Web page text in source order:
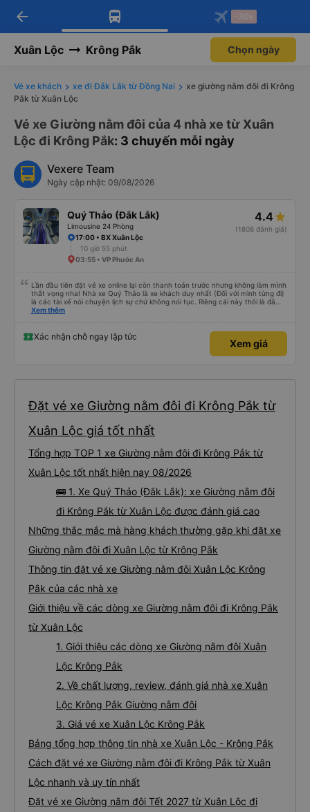
Tải app Vexere ngay!
Nhận ưu đãi thành viên độc
Mở app
Tải app Vexere
-30k/ghế khi đặt vé máy bay qua
Mở app
arrow_back -30k
Xuân Lộc Krông Pắk Chọn ngày
Vé xe khách xe đi Đắk Lắk từ Đồng Nai
xe giường nằm đôi đi Krông
Pắk từ Xuân Lộc
Vé xe Giường nằm đôi của 4 nhà xe từ Xuân
Lộc đi Krông Pắk: 3 chuyến mỗi ngày
Vexere Team
Ngày cập nhật: 09/08/2026
Quý Thảo (Đắk Lắk)
Limousine 24 Phòng
4.4
(1808 đánh giá)
17:00 • BX Xuân Lộc
10 giờ 55 phút
03:55 • VP Phước An
Lần đầu tiên đặt vé xe online lại còn thanh toán trước nhưng không làm mình
thất vọng nha! Nhà xe Quý Thảo là xe khách duy nhất (Đối với mình từng đi)
là các tài xế nói chuyện lịch sự chứ không nói tục. Riêng cái này thôi là đã
đánh giá 5 sao rồi. Chú tài xế còn uống pepsi rất dễ thương chứ không có
Xem thêm
Xác nhận chỗ ngay lập tức
Xem giá
Đặt vé xe Giường nằm đôi đi Krông Pắk từ
Xuân Lộc giá tốt nhất
Tổng hợp TOP 1 xe Giường nằm đôi đi Krông Pắk từ
Xuân Lộc tốt nhất hiện nay 08/2026
🚌 1. Xe Quý Thảo (Đắk Lắk): xe Giường nằm đôi
đi Krông Pắk từ Xuân Lộc được đánh giá cao
Những thắc mắc mà hàng khách thường gặp khi đặt xe
Giường nằm đôi đi Xuân Lộc từ Krông Pắk
Thông tin đặt vé xe Giường nằm đôi Xuân Lộc Krông
Pắk của các nhà xe
Giới thiệu về các dòng xe Giường nằm đôi đi Krông Pắk
từ Xuân Lộc
1. Giới thiệu các dòng xe Giường nằm đôi Xuân
Lộc Krông Pắk
2. Về chất lượng, review, đánh giá nhà xe Xuân
Lộc Krông Pắk Giường nằm đôi
3. Giá vé xe Xuân Lộc Krông Pắk
Bảng tổng hợp thông tin nhà xe Xuân Lộc - Krông Pắk
Cách đặt vé xe Giường nằm đôi đi Krông Pắk từ Xuân
Lộc nhanh và uy tín nhất
Đặt vé xe Giường nằm đôi Tết 2027 từ Xuân Lộc đi